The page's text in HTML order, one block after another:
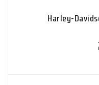
Harley-